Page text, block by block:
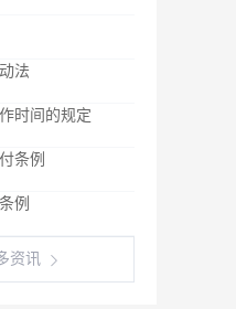
法
时间的规定
条例
例
资讯